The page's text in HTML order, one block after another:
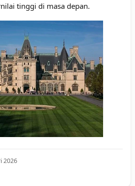
tinggi di masa depan.
2026